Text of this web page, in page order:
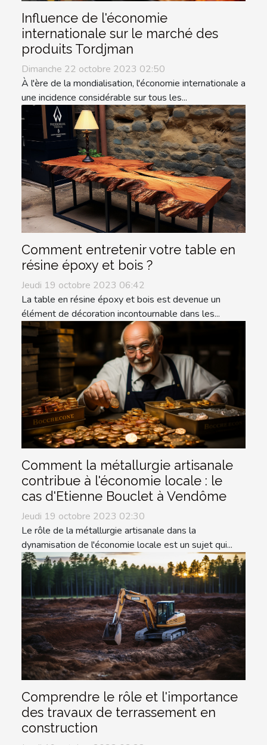
Influence de l'économie
internationale sur le marché des
produits Tordjman
Dimanche 22 octobre 2023 02:50
À l'ère de la mondialisation, l'économie internationale a
une incidence considérable sur tous les...
Comment entretenir votre table en
résine époxy et bois ?
Jeudi 19 octobre 2023 06:42
La table en résine époxy et bois est devenue un
élément de décoration incontournable dans les...
Comment la métallurgie artisanale
contribue à l'économie locale : le
cas d'Etienne Bouclet à Vendôme
Jeudi 19 octobre 2023 02:30
Le rôle de la métallurgie artisanale dans la
dynamisation de l'économie locale est un sujet qui...
Comprendre le rôle et l'importance
des travaux de terrassement en
construction